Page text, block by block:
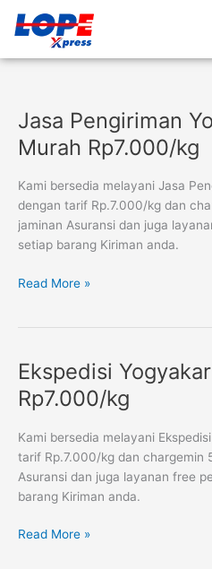
Jasa Pengiriman
Murah Rp7.000/kg
Kami bersedia melayani Jasa
dengan tarif Rp.7.000/kg dan
jaminan Asuransi dan juga
setiap barang Kiriman anda.
Jasa
Pengiriman
Yogyakarta
Rp7.000/kg
Read More »
Ekspedisi
Rp7.000/kg
Kami bersedia melayani
tarif Rp.7.000/kg dan chargemin
Asuransi dan juga layanan free
barang Kiriman anda.
Ekspedisi
Yogyakarta
Bodok
Rp7.000/kg
Read More »